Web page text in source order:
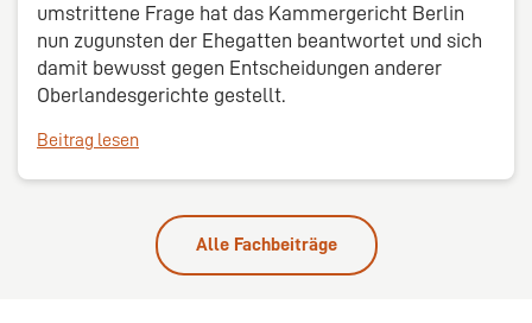
umstrittene Frage hat das Kammergericht Berlin
nun zugunsten der Ehegatten beantwortet und sich
damit bewusst gegen Entscheidungen anderer
Oberlandesgerichte gestellt.
Beitrag lesen
Alle Fachbeiträge